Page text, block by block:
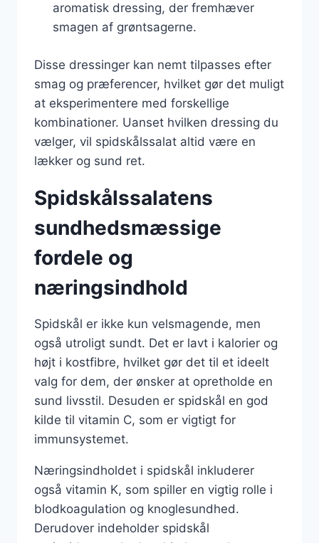
aromatisk dressing, der fremhæver
smagen af grøntsagerne.
Disse dressinger kan nemt tilpasses efter
smag og præferencer, hvilket gør det muligt
at eksperimentere med forskellige
kombinationer. Uanset hvilken dressing du
vælger, vil spidskålssalat altid være en
lækker og sund ret.
Spidskålssalatens
sundhedsmæssige
fordele og
næringsindhold
Spidskål er ikke kun velsmagende, men
også utroligt sundt. Det er lavt i kalorier og
højt i kostfibre, hvilket gør det til et ideelt
valg for dem, der ønsker at opretholde en
sund livsstil. Desuden er spidskål en god
kilde til vitamin C, som er vigtigt for
immunsystemet.
Næringsindholdet i spidskål inkluderer
også vitamin K, som spiller en vigtig rolle i
blodkoagulation og knoglesundhed.
Derudover indeholder spidskål